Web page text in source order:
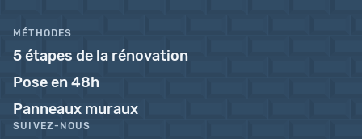
MÉTHODES
5 étapes de la rénovation
Pose en 48h
Panneaux muraux
SUIVEZ-NOUS